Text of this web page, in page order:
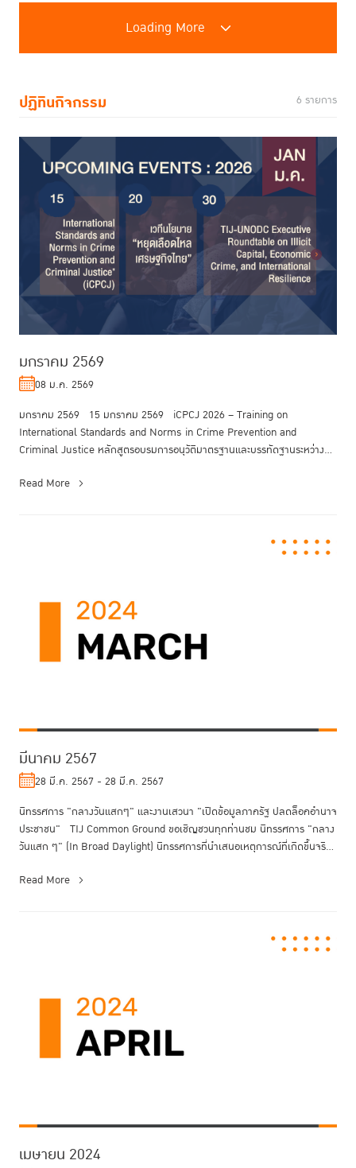
Loading More
ปฏิทินกิจกรรม 6 รายการ
มกราคม 2569
08 ม.ค. 2569
มกราคม 2569 15 มกราคม 2569 iCPCJ 2026 – Training on
International Standards and Norms in Crime Prevention and
Criminal Justice หลักสูตรอบรมการอนุวัติมาตรฐานและบรรทัดฐานระหว่าง
Read More
มีนาคม 2567
28 มี.ค. 2567 - 28 มี.ค. 2567
นิทรรศการ "กลางวันแสกๆ" และงานเสวนา "เปิดข้อมูลภาครัฐ ปลดล็อคอำนาจ
ประชาชน" TIJ Common Ground ขอเชิญชวนทุกท่านชม นิทรรศการ "กลาง
วันแสก ๆ" (In Broad Daylight) นิทรรศการที่นำเสนอเหตุการณ์ที่เกิดขึ้นจริ...
Read More
เมษายน 2024